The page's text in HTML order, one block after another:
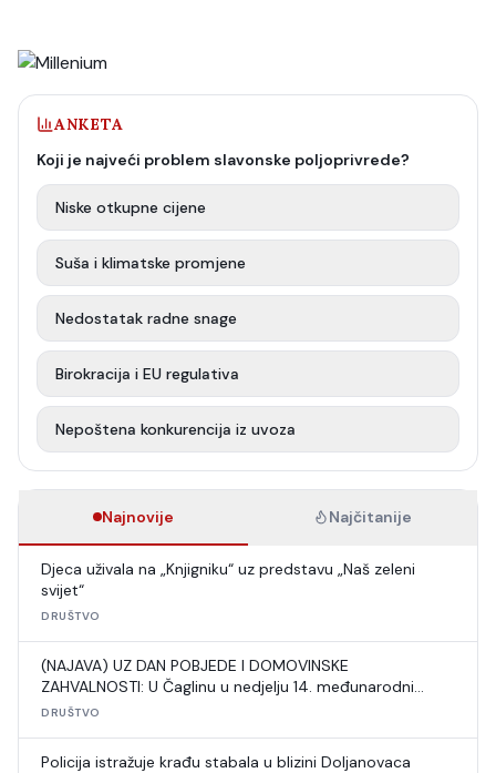
ANKETA
Koji je najveći problem slavonske poljoprivrede?
Niske otkupne cijene
Suša i klimatske promjene
Nedostatak radne snage
Birokracija i EU regulativa
Nepoštena konkurencija iz uvoza
Najnovije Najčitanije
Djeca uživala na „Knjigniku“ uz predstavu „Naš zeleni
svijet“
DRUŠTVO
(NAJAVA) UZ DAN POBJEDE I DOMOVINSKE
ZAHVALNOSTI: U Čaglinu u nedjelju 14. međunarodni
šahovski turnir
DRUŠTVO
Policija istražuje krađu stabala u blizini Doljanovaca